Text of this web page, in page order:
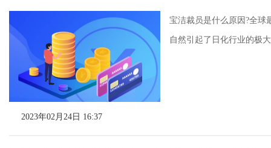
宝洁裁员是什么原因?全球
自然引起了日化行业的极
2023年02月24日 16:37